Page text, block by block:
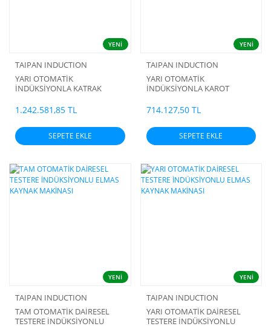
YENİ
TAIPAN INDUCTION
YARI OTOMATİK
İNDÜKSİYONLA KATRAK
MAKİNASI
1.242.581,85 TL
SEPETE EKLE
YENİ
TAIPAN INDUCTION
YARI OTOMATİK
İNDÜKSİYONLA KAROT
714.127,50 TL
SEPETE EKLE
YENİ
TAIPAN INDUCTION
TAM OTOMATİK DAİRESEL
TESTERE İNDÜKSİYONLU
YENİ
TAIPAN INDUCTION
YARI OTOMATİK DAİRESEL
TESTERE İNDÜKSİYONLU